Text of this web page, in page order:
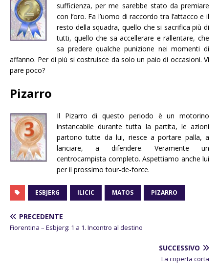
sufficienza, per me sarebbe stato da premiare
con l’oro. Fa l’uomo di raccordo tra l’attacco e il
resto della squadra, quello che si sacrifica più di
tutti, quello che sa accellerare e rallentare, che
sa predere qualche punizione nei momenti di
affanno. Per di più si costruisce da solo un paio di occasioni. Vi
pare poco?
Pizarro
Il Pizarro di questo periodo è un motorino
instancabile durante tutta la partita, le azioni
partono tutte da lui, riesce a portare palla, a
lanciare, a difendere. Veramente un
centrocampista completo. Aspettiamo anche lui
per il prossimo tour-de-force.
ESBJERG ILICIC MATOS PIZARRO
PRECEDENTE
Fiorentina – Esbjerg: 1 a 1. Incontro al destino
SUCCESSIVO
La coperta corta